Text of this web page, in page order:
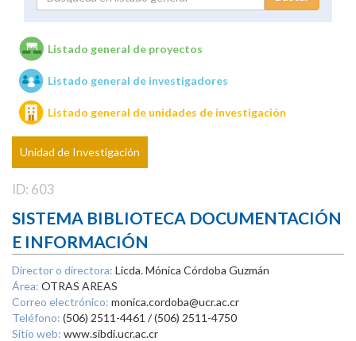
Unidades de investigación
Listado general de proyectos
Listado general de investigadores
Listado general de unidades de investigación
Unidad de Investigación
ID: 603
SISTEMA BIBLIOTECA DOCUMENTACIÓN
E INFORMACIÓN
Director o directora: Licda. Mónica Córdoba Guzmán
Área: OTRAS AREAS
Correo electrónico: monica.cordoba@ucr.ac.cr
Teléfono: (506) 2511-4461 / (506) 2511-4750
Sitio web: www.sibdi.ucr.ac.cr